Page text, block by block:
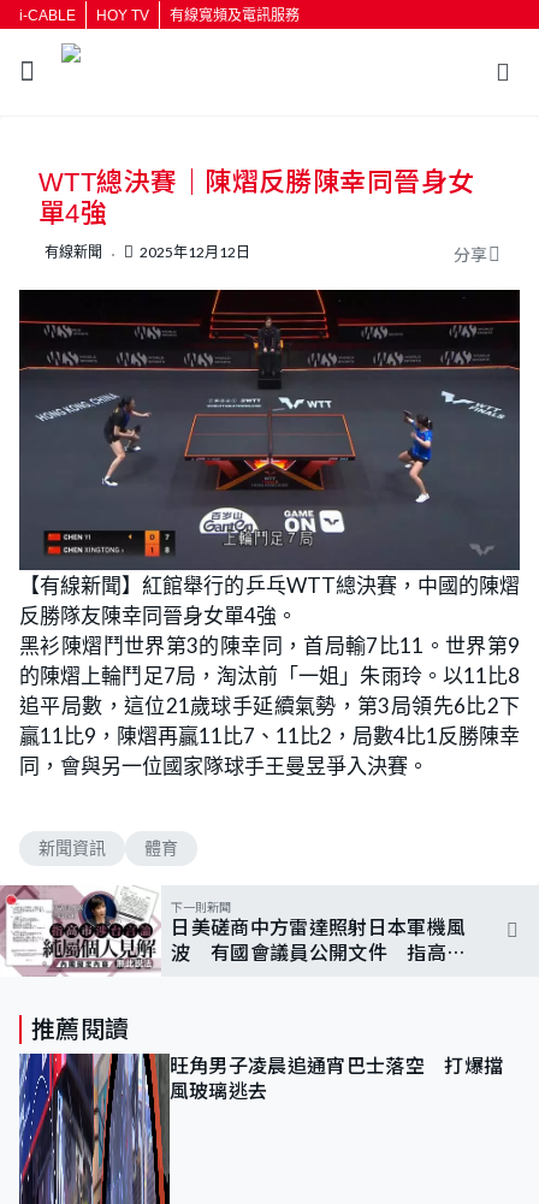
i-CABLE HOY TV 有線寬頻及電訊服務
按輸入鍵開始搜尋
WTT總決賽｜陳熠反勝陳幸同晉身女
單4強
有線新聞 2025年12月12日 分享
【有線新聞】紅館舉行的乒乓WTT總決賽，中國的陳熠
反勝隊友陳幸同晉身女單4強。
黑衫陳熠鬥世界第3的陳幸同，首局輸7比11。世界第9
的陳熠上輪鬥足7局，淘汰前「一姐」朱雨玲。以11比8
追平局數，這位21歲球手延續氣勢，第3局領先6比2下
贏11比9，陳熠再贏11比7、11比2，局數4比1反勝陳幸
同，會與另一位國家隊球手王曼昱爭入決賽。
新聞資訊 體育
下一則新聞
日美磋商中方雷達照射日本軍機風
波 有國會議員公開文件 指高市
推薦閱讀
旺角男子凌晨追通宵巴士落空 打爆擋
風玻璃逃去